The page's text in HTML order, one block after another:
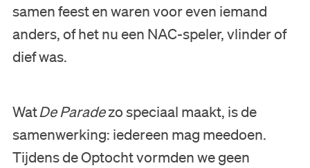
samen feest en waren voor even iemand
anders, of het nu een NAC-speler, vlinder of
dief was.
WatDe Paradezo speciaal maakt, is de
samenwerking: iedereen mag meedoen.
Tijdens de Optocht vormden we geen